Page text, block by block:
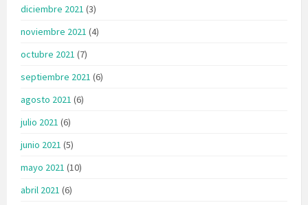
diciembre 2021 (3)
noviembre 2021 (4)
octubre 2021 (7)
septiembre 2021 (6)
agosto 2021 (6)
julio 2021 (6)
junio 2021 (5)
mayo 2021 (10)
abril 2021 (6)